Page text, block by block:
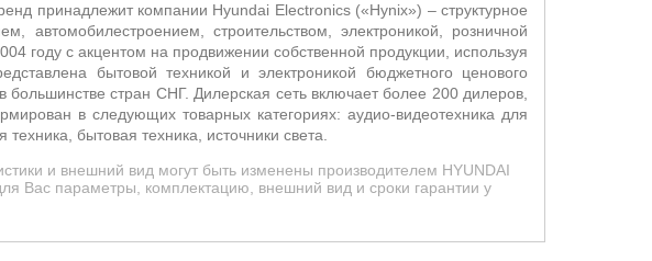
принадлежит компании Hyundai Electronics («Hynix») – структурное
автомобилестроением, строительством, электроникой, розничной
году c акцентом на продвижении собственной продукции, используя
бытовой техникой и электроникой бюджетного ценового
стран СНГ. Дилерская сеть включает более 200 дилеров,
в следующих товарных категориях: аудио-видеотехника для
бытовая техника, источники света.
и внешний вид могут быть изменены производителем HYUNDAI
Вас параметры, комплектацию, внешний вид и сроки гарантии у